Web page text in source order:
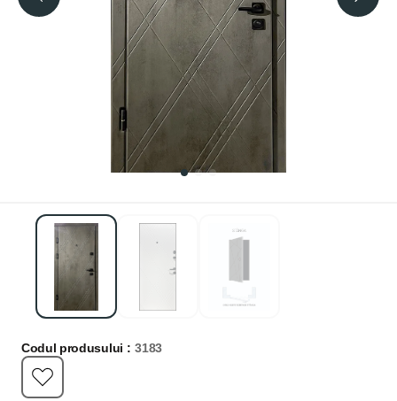
Codul produsului : 3183